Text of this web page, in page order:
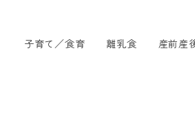
子育て／食育 離乳食 産前産